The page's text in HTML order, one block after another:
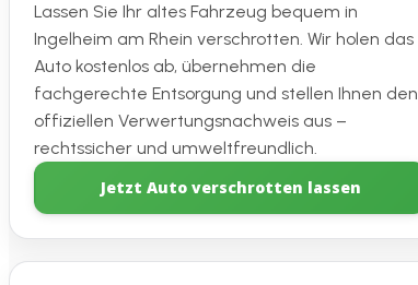
Lassen Sie Ihr altes Fahrzeug bequem in
Ingelheim am Rhein verschrotten. Wir holen das
Auto kostenlos ab, übernehmen die
fachgerechte Entsorgung und stellen Ihnen den
offiziellen Verwertungsnachweis aus –
rechtssicher und umweltfreundlich.
Jetzt Auto verschrotten lassen